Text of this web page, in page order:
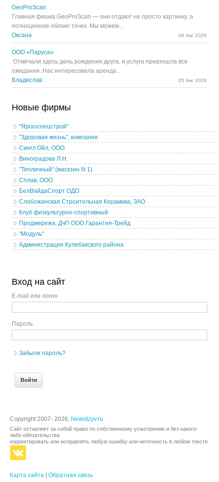
GeoProScan
Главная фишка GeoProScan — они отдают не просто картинку, а
полноценное облако точек. Мы можем...
Оксана
06 Авг 2026
ООО «Паруса»
Отмечали здесь день рождения друга, и услуга превзошла все
ожидания. Нас интересовала аренда...
Владислав
05 Авг 2026
Новые фирмы
"Яргазспецстрой"
"Здоровая жизнь", компания
Сингл Ойл, ООО
Виноградова Л.Н.
"Тепличный" (магазин N 1)
Сплав, ООО
БелВайдаСпорт ОДО
Слобожанская Строительная Керамика, ЗАО
Клуб физкультурно-спортивный
Продмережа, ДчП ООО Гарантия-Трейд
"Модуль"
Администрация Кулебакского района
Вход на сайт
E-mail или логин
Пароль
Забыли пароль?
Карта сайта Обратная связь
Copyright 2007- 2026, Newotzyv.ru
Сайт оставляет за собой право по собственному усмотрению и без какого-
либо обязательства
корректировать или исправлять любую ошибку или неточность в любом тексте.